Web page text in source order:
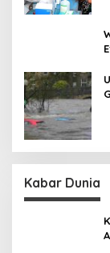
Kabar Dunia